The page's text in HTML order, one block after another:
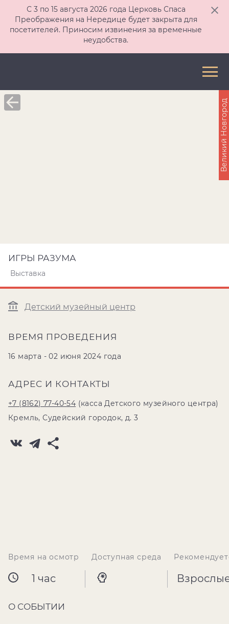
С 3 по 15 августа 2026 года Церковь Спаса
Преображения на Нередице будет закрыта для
посетителей. Приносим извинения за временные
неудобства.
ИГРЫ РАЗУМА
Выставка
Детский музейный центр
ВРЕМЯ ПРОВЕДЕНИЯ
16 марта - 02 июня 2024 года
АДРЕС И КОНТАКТЫ
+7 (8162) 77-40-54 (касса Детского музейного центра)
Кремль, Судейский городок, д. 3
Великий Новгород
Время на осмотр
1 час
Доступная среда
О СОБЫТИИ